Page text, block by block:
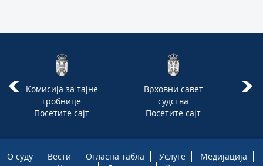
Комисија за тајне
гробнице
Посетите сајт
Врховни савет
судства
Посетите сајт
О суду Вести Огласна табла Услуге
Медијација